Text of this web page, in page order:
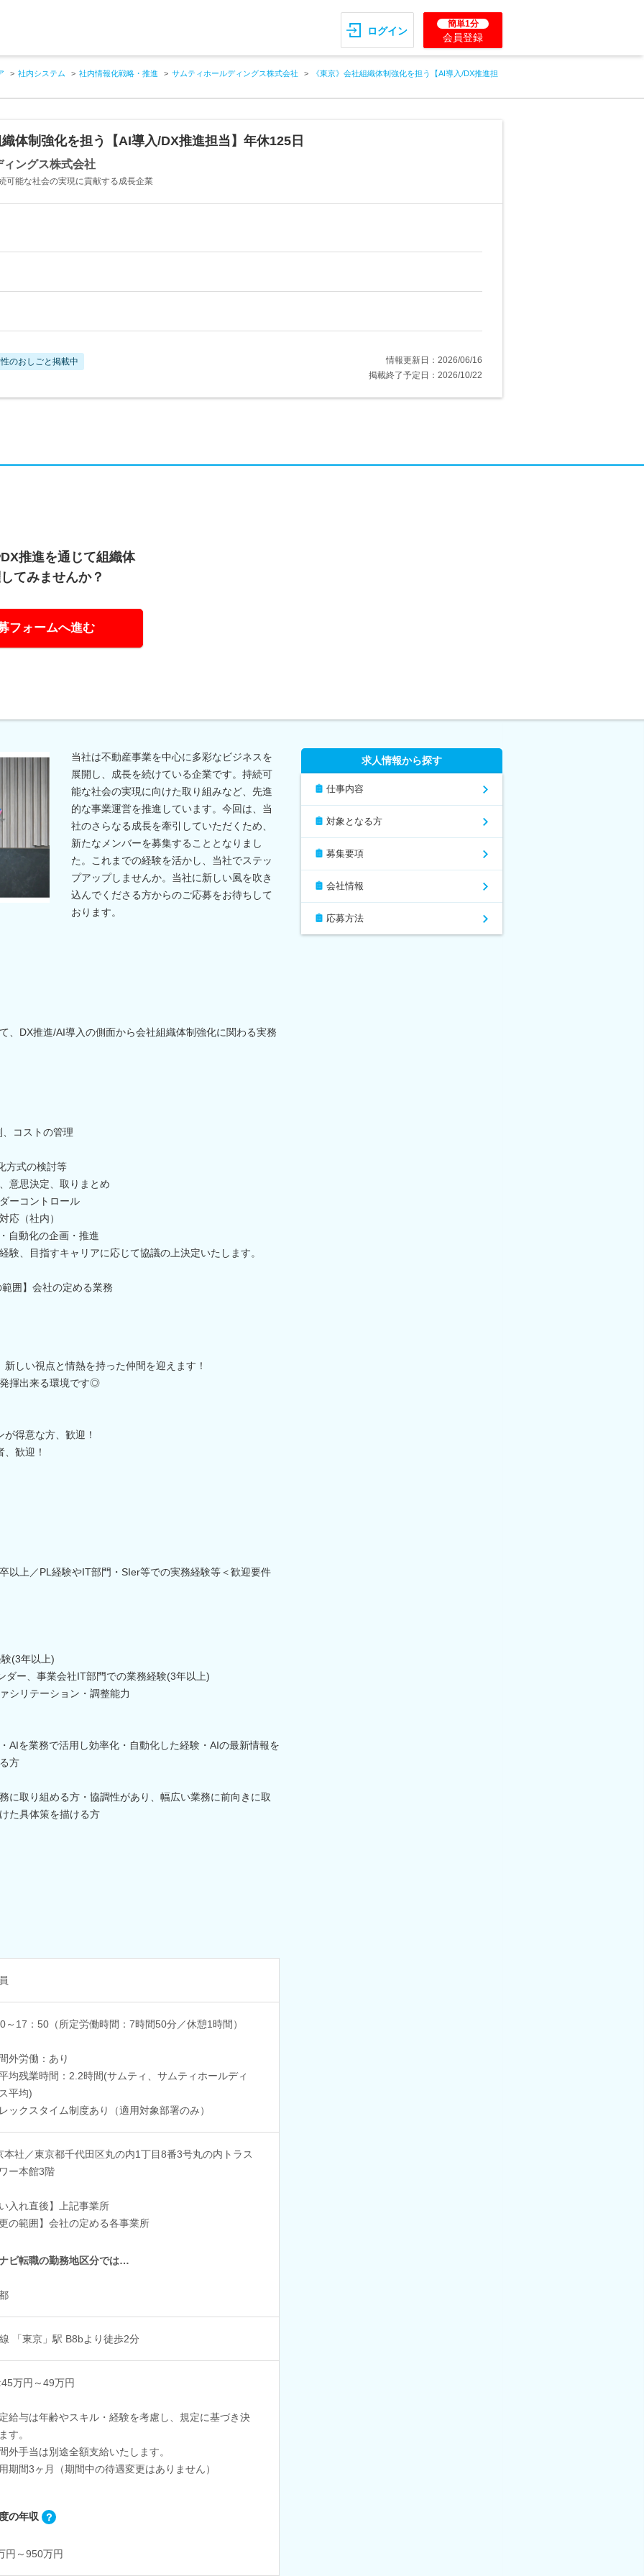
ログイン
簡単1分
会員登録
社内システム 社内情報化戦略・推進 サムティホールディングス株式会社 《東京》会社組織体制強化を担う【AI導入/DX推進担
体制強化を担う【AI導入/DX推進担当】年休125日
ングス株式会社
可能な社会の実現に貢献する成長企業
のおしごと掲載中
情報更新日：2026/06/16
掲載終了予定日：2026/10/22
推進を通じて組織体
てみませんか？
フォームへ進む
当社は不動産事業を中心に多彩なビジネスを
展開し、成長を続けている企業です。持続可
能な社会の実現に向けた取り組みなど、先進
的な事業運営を推進しています。今回は、当
社のさらなる成長を牽引していただくため、
新たなメンバーを募集することとなりまし
た。これまでの経験を活かし、当社でステッ
プアップしませんか。当社に新しい風を吹き
込んでくださる方からのご応募をお待ちして
おります。
、DX推進/AI導入の側面から会社組織体制強化に関わる実務
コストの管理
式の検討等
思決定、取りまとめ
ーコントロール
応（社内）
自動化の企画・推進
験、目指すキャリアに応じて協議の上決定いたします。
囲】会社の定める業務
しい視点と情熱を持った仲間を迎えます！
揮出来る環境です◎
得意な方、歓迎！
歓迎！
以上／PL経験やIT部門・SIer等での実務経験等＜歓迎要件
(3年以上)
ダー、事業会社IT部門での業務経験(3年以上)
シリテーション・調整能力
AIを業務で活用し効率化・自動化した経験・AIの最新情報を
方
に取り組める方・協調性があり、幅広い業務に前向きに取
た具体策を描ける方
～17：50（所定労働時間：7時間50分／休憩1時間）
外労働：あり
均残業時間：2.2時間(サムティ、サムティホールディ
平均)
ックスタイム制度あり（適用対象部署のみ）
本社／東京都千代田区丸の内1丁目8番3号丸の内トラス
ー本館3階
入れ直後】上記事業所
の範囲】会社の定める各事業所
ビ転職の勤務地区分では…
「東京」駅 B8bより徒歩2分
万円～49万円
給与は年齢やスキル・経験を考慮し、規定に基づき決
す。
外手当は別途全額支給いたします。
期間3ヶ月（期間中の待遇変更はありません）
の年収
円～950万円
求人情報から探す
仕事内容
対象となる方
募集要項
会社情報
応募方法